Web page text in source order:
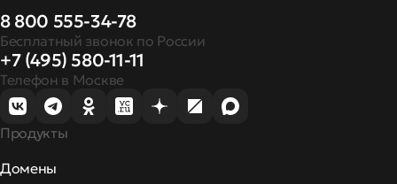
8 800 555-34-78
Бесплатный звонок по России
+7 (495) 580-11-11
Телефон в Москве
Продукты
Домены